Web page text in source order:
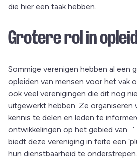
die hier een taak hebben.
Grotere rol in
Sommige verenigen hebben al een
opleiden van mensen voor het vak
ook veel verenigingen die dit nog
uitgewerkt hebben. Ze organiseren
kennis te delen en leden te
ontwikkelingen op het gebied
biedt deze vereniging in feite een
hun dienstbaarheid te